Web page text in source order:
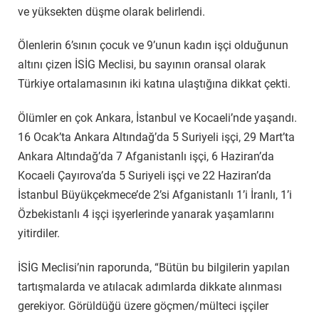
ve yüksekten düşme olarak belirlendi.
Ölenlerin 6’sının çocuk ve 9’unun kadın işçi olduğunun
altını çizen İSİG Meclisi, bu sayının oransal olarak
Türkiye ortalamasının iki katına ulaştığına dikkat çekti.
Ölümler en çok Ankara, İstanbul ve Kocaeli’nde yaşandı.
16 Ocak’ta Ankara Altındağ’da 5 Suriyeli işçi, 29 Mart’ta
Ankara Altındağ’da 7 Afganistanlı işçi, 6 Haziran’da
Kocaeli Çayırova’da 5 Suriyeli işçi ve 22 Haziran’da
İstanbul Büyükçekmece’de 2’si Afganistanlı 1’i İranlı, 1’i
Özbekistanlı 4 işçi işyerlerinde yanarak yaşamlarını
yitirdiler.
İSİG Meclisi’nin raporunda, “Bütün bu bilgilerin yapılan
tartışmalarda ve atılacak adımlarda dikkate alınması
gerekiyor. Görüldüğü üzere göçmen/mülteci işçiler